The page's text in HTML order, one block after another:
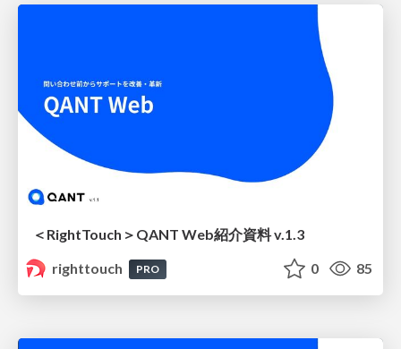
＜RightTouch＞QANT Web紹介資料 v.1.3
righttouch
PRO 0 85